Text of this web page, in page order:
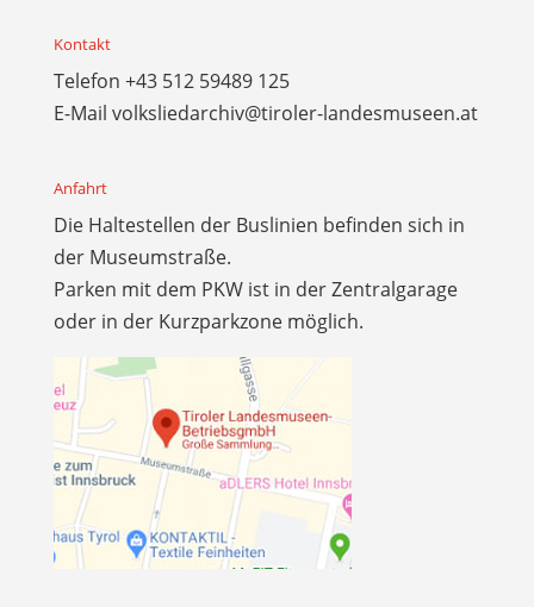
Kontakt
Telefon +43 512 59489 125
E-Mail volksliedarchiv@tiroler-landesmuseen.at
Anfahrt
Die Haltestellen der Buslinien befinden sich in
der Museumstraße.
Parken mit dem PKW ist in der Zentralgarage
oder in der Kurzparkzone möglich.